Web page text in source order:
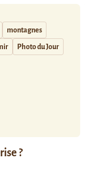
montagnes
Photo du Jour
?